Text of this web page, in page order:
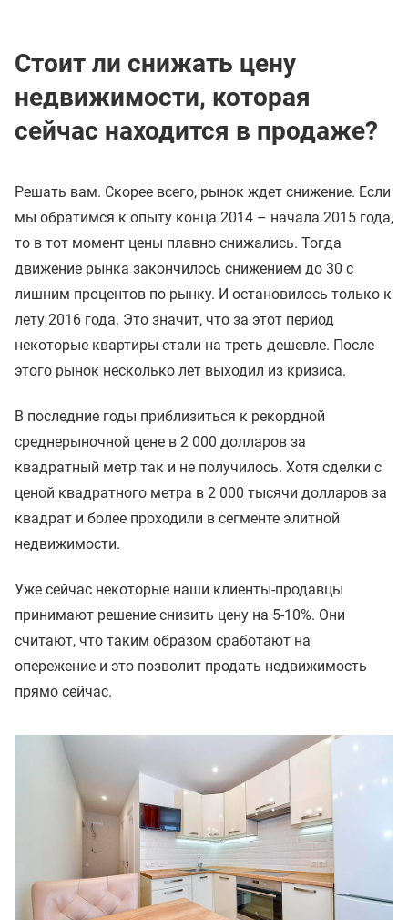
Стоит ли снижать цену
недвижимости, которая
сейчас находится в продаже?
Решать вам. Скорее всего, рынок ждет снижение. Если
мы обратимся к опыту конца 2014 – начала 2015 года,
то в тот момент цены плавно снижались. Тогда
движение рынка закончилось снижением до 30 с
лишним процентов по рынку. И остановилось только к
лету 2016 года. Это значит, что за этот период
некоторые квартиры стали на треть дешевле. После
этого рынок несколько лет выходил из кризиса.
В последние годы приблизиться к рекордной
среднерыночной цене в 2 000 долларов за
квадратный метр так и не получилось. Хотя сделки с
ценой квадратного метра в 2 000 тысячи долларов за
квадрат и более проходили в сегменте элитной
недвижимости.
Уже сейчас некоторые наши клиенты-продавцы
принимают решение снизить цену на 5-10%. Они
считают, что таким образом сработают на
опережение и это позволит продать недвижимость
прямо сейчас.